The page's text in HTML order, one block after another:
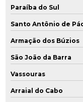
Instalação de
Investigação
Investigação de
Investigação
Paraíba do Sul
Santo Antônio de
Armação dos Búzios
São João da Barra
Vassouras
Arraial do Cabo